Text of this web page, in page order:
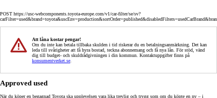
POST https://usc-webcomponents.toyota-europe.com/v1/car-filter/se/sv?
Att låna kostar pengar!
Om du inte kan betala tillbaka skulden i tid riskerar du en betalningsanmärkning. Det kan
leda till svårigheter att få hyra bostad, teckna abonnemang och få nya lån. För stöd, vänd
dig till budget- och skuldrådgivningen i din kommun. Kontaktuppgifter finns på
konsumentverket.se
Approved used
När du köper en begagnad Toyota ska upplevelsen vara lika trevlig och trygg som om du köpte en ny – i